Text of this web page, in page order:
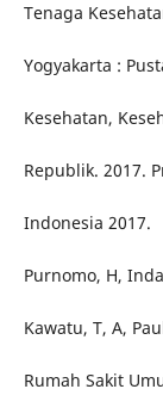
Tenaga
Yogyakarta :
Kesehatan,
Republik. 2017.
Indonesia 2017.
Purnomo, H,
Kawatu, T, A,
Rumah Sakit